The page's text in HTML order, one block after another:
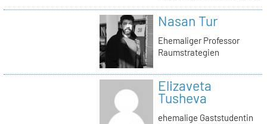
Nasan Tur
Ehemaliger Professor
Raumstrategien
Elizaveta
Tusheva
ehemalige Gaststudentin